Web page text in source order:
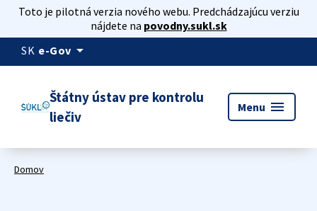
Toto je pilotná verzia nového webu. Predchádzajúcu verziu
nájdete na povodny.sukl.sk
SK e-Gov arrow_drop_down
Štátny ústav pre kontrolu
liečiv
Menu menu
Domov